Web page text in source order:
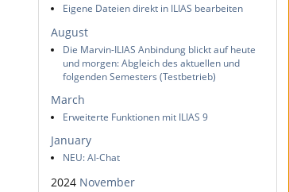
Eigene Dateien direkt in ILIAS bearbeiten
August
Die Marvin-ILIAS Anbindung blickt auf heute
und morgen: Abgleich des aktuellen und
folgenden Semesters (Testbetrieb)
March
Erweiterte Funktionen mit ILIAS 9
January
NEU: AI-Chat
2024 November